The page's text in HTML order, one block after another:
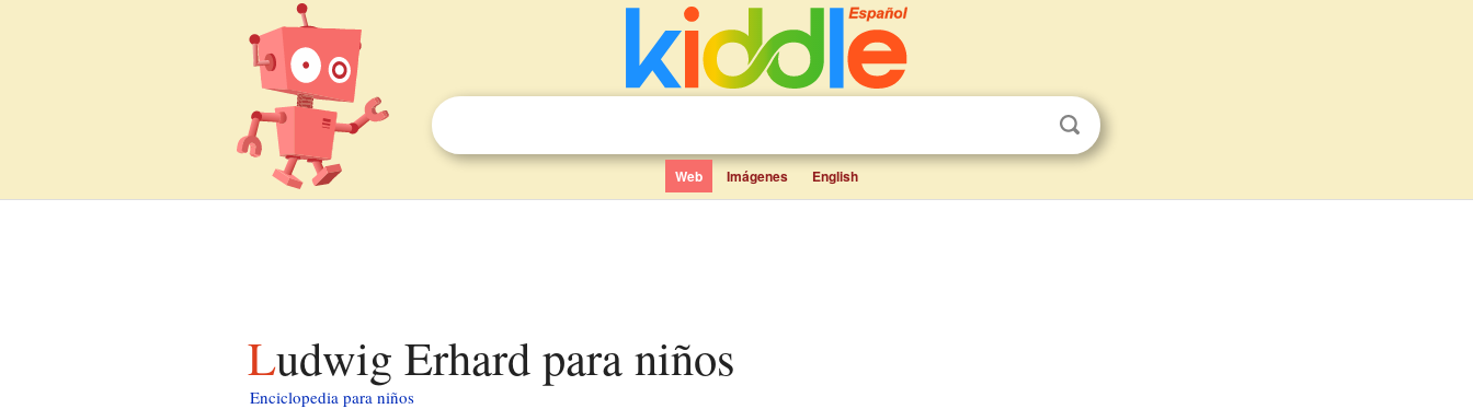
Web Imágenes English
Ludwig Erhard para niños
Enciclopedia para niños